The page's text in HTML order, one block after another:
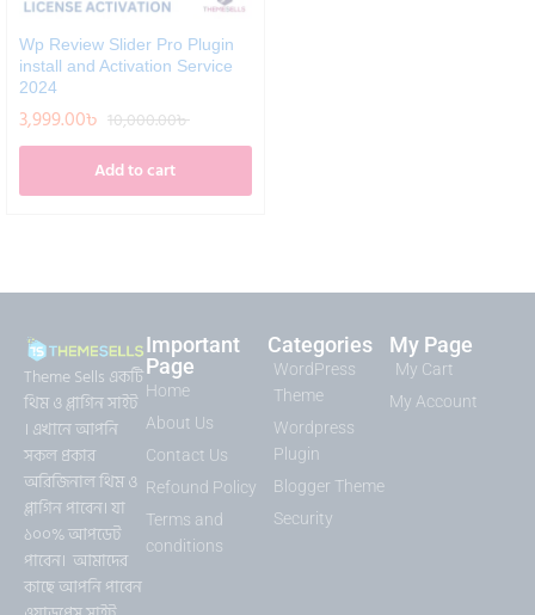
Wp Review Slider Pro Plugin
install and Activation Service
2024
3,999.00৳ 10,000.00৳
Add to cart
Theme Sells একটি
থিম ও প্লাগিন সাইট
। এখানে আপনি
সকল প্রকার
অরিজিনাল থিম ও
প্লাগিন পাবেন। যা
১০০% আপডেট
পাবেন। আমাদের
কাছে আপনি পাবেন
Important
Page
Home
About Us
Contact Us
Refound Policy
Terms and
conditions
Categories
WordPress
Theme
Wordpress
Plugin
Blogger Theme
Security
My Page
My Cart
My Account